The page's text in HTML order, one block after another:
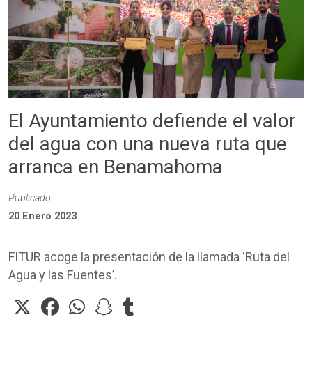
El Ayuntamiento defiende el valor
del agua con una nueva ruta que
arranca en Benamahoma
Publicado:
20 Enero 2023
FITUR acoge la presentación de la llamada ‘Ruta del
Agua y las Fuentes’.